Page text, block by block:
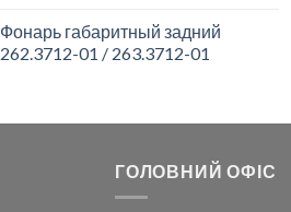
Фонарь габаритный задний
262.3712-01 / 263.3712-01
ГОЛОВНИЙ ОФІС